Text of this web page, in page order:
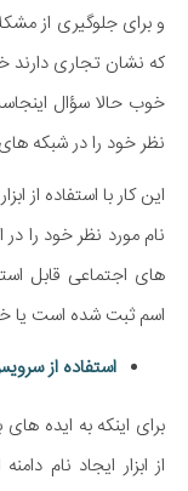
و برای جلوگیری از
که نشان تجاری دارند
خوب حالا سؤال
نظر خود را در شبکه
نام مورد نظر خود را
های اجتماعی قابل
اسم ثبت شده است یا
استفاده از
برای اینکه به ایده
از ابزار ایجاد نام